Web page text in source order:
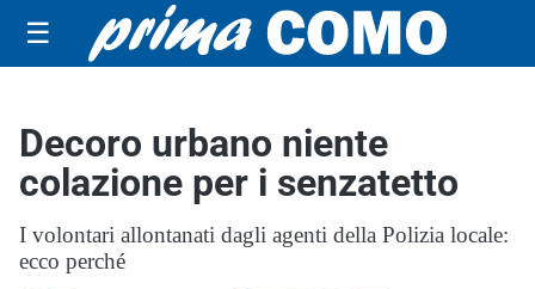
☰
Decoro urbano niente
colazione per i senzatetto
I volontari allontanati dagli agenti della Polizia locale:
ecco perché